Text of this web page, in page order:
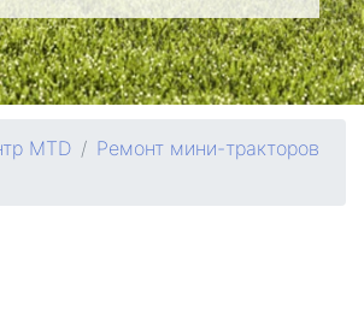
MTD
Ремонт мини-тракторов